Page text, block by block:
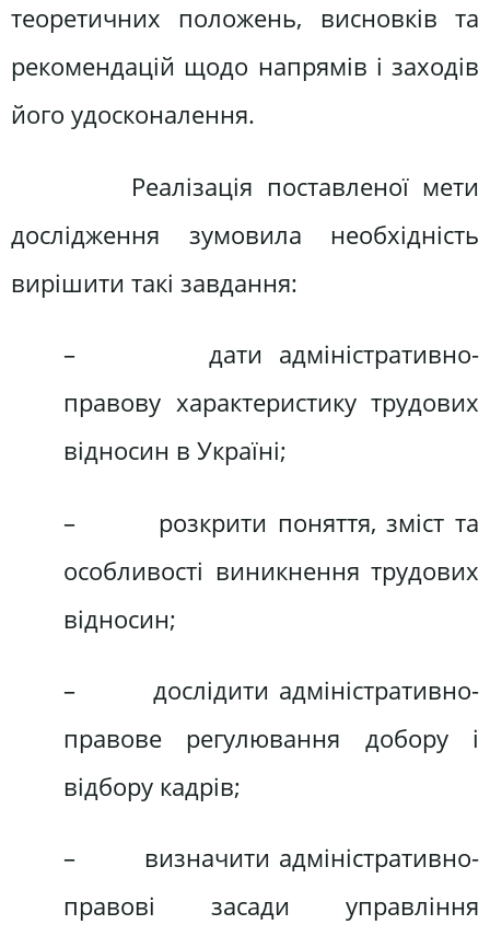
теоретичних положень, висновків та
рекомендацій щодо напрямів і заходів
його удосконалення.
Реалізація поставленої мети
дослідження зумовила необхідність
вирішити такі завдання:
– дати адміністративно-
правову характеристику трудових
відносин в Україні;
– розкрити поняття, зміст та
особливості виникнення трудових
відносин;
– дослідити адміністративно-
правове регулювання добору і
відбору кадрів;
– визначити адміністративно-
правові засади управління